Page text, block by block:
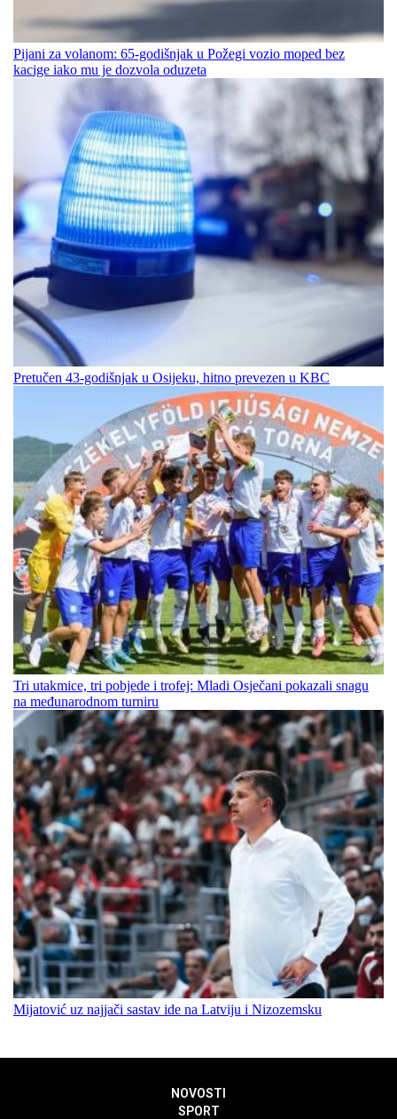
Pijani za volanom: 65-godišnjak u Požegi vozio moped bez
kacige iako mu je dozvola oduzeta
Pretučen 43-godišnjak u Osijeku, hitno prevezen u KBC
Tri utakmice, tri pobjede i trofej: Mladi Osječani pokazali snagu
na međunarodnom turniru
Mijatović uz najjači sastav ide na Latviju i Nizozemsku
NOVOSTI
SPORT